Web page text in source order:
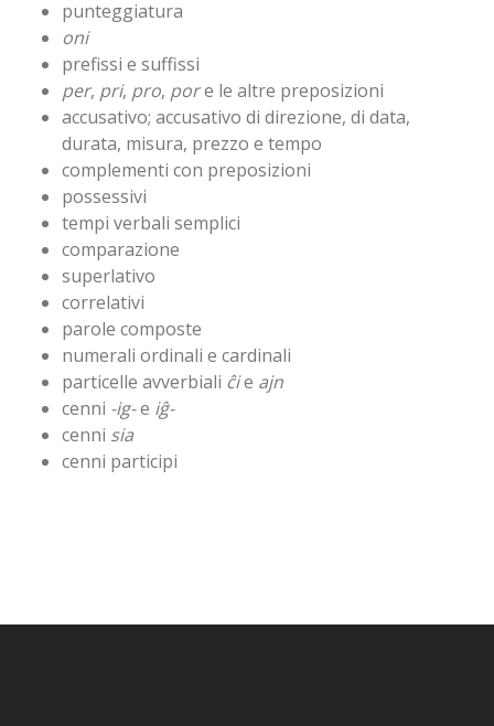
punteggiatura
oni
prefissi e suffissi
per, pri, pro, pore le altre preposizioni
accusativo; accusativo di direzione, di data,
durata, misura, prezzo e tempo
complementi con preposizioni
possessivi
tempi verbali semplici
comparazione
superlativo
correlativi
parole composte
numerali ordinali e cardinali
particelle avverbiali ĉie ajn
cenni -ig-e iĝ-
cenni sia
cenni participi